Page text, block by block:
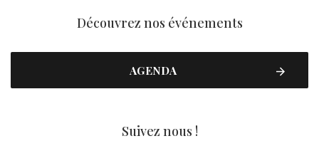
Découvrez nos événements
AGENDA
Suivez nous !